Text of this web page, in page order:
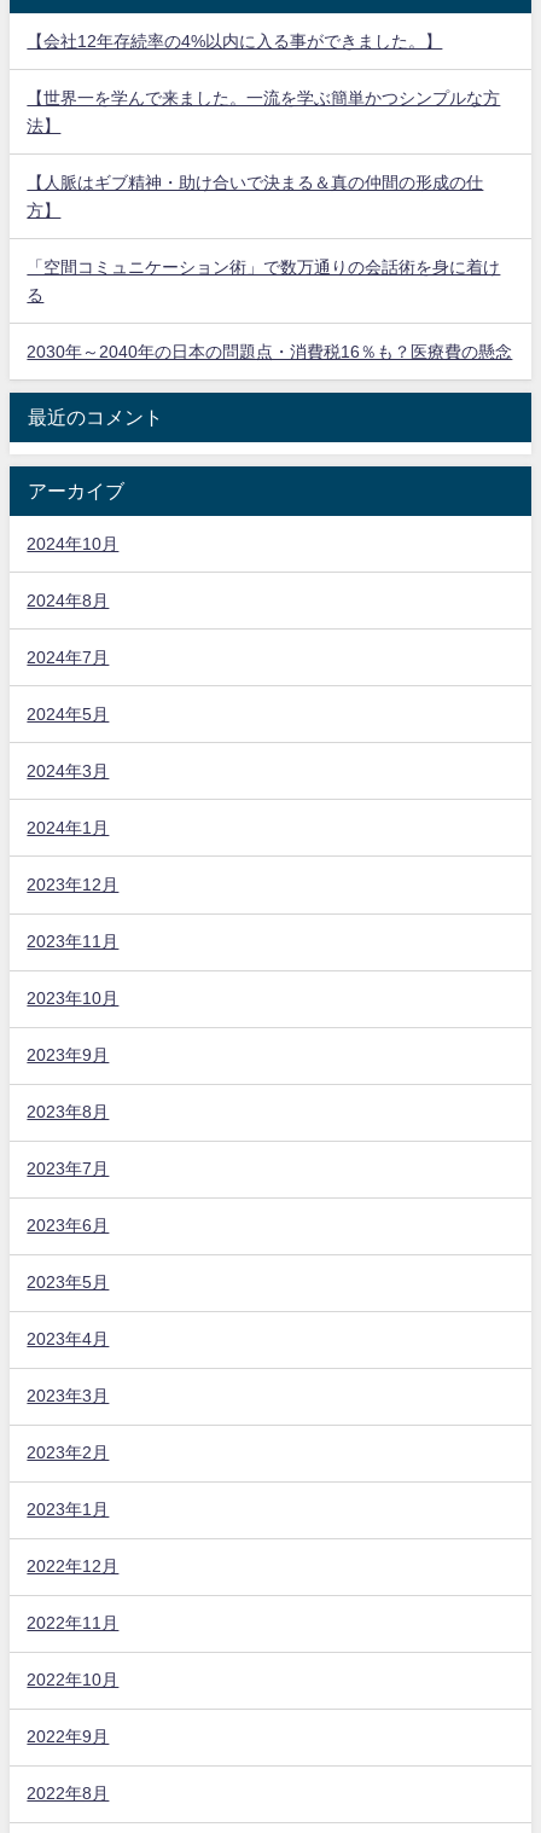
【会社12年存続率の4%以内に入る事ができました。】
【世界一を学んで来ました。一流を学ぶ簡単かつシンプルな方
法】
【人脈はギブ精神・助け合いで決まる＆真の仲間の形成の仕
方】
「空間コミュニケーション術」で数万通りの会話術を身に着け
る
2030年～2040年の日本の問題点・消費税16％も？医療費の懸念
最近のコメント
アーカイブ
2024年10月
2024年8月
2024年7月
2024年5月
2024年3月
2024年1月
2023年12月
2023年11月
2023年10月
2023年9月
2023年8月
2023年7月
2023年6月
2023年5月
2023年4月
2023年3月
2023年2月
2023年1月
2022年12月
2022年11月
2022年10月
2022年9月
2022年8月